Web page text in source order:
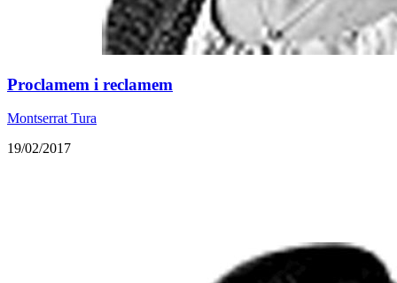
Proclamem i reclamem
Montserrat Tura
19/02/2017